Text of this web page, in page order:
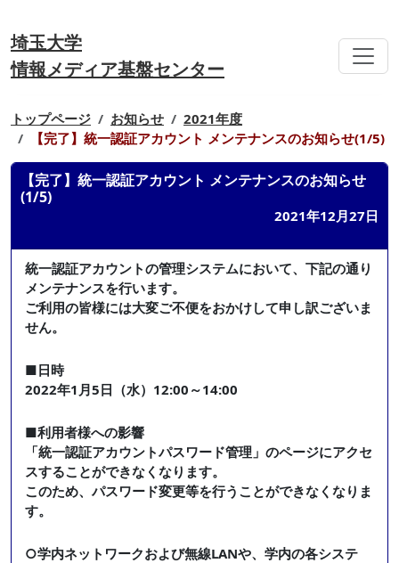
埼玉大学
情報メディア基盤センター
トップページ お知らせ
2021年度
【完了】統一認証アカウント メンテナンスのお知らせ(1/5)
【完了】統一認証アカウント メンテナンスのお知らせ
(1/5)
2021年12月27日
統一認証アカウントの管理システムにおいて、下記の通り
メンテナンスを行います。
ご利用の皆様には大変ご不便をおかけして申し訳ございま
せん。
■日時
2022年1月5日（水）12:00～14:00
■利用者様への影響
「統一認証アカウントパスワード管理」のページにアクセ
スすることができなくなります。
このため、パスワード変更等を行うことができなくなりま
す。
○学内ネットワークおよび無線LANや、学内の各システ